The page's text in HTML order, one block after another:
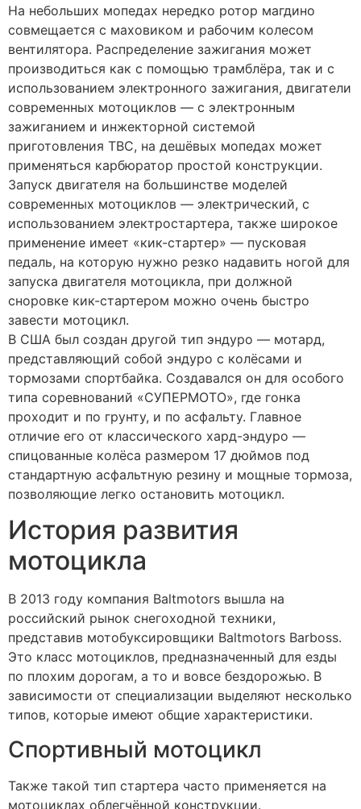
На небольших мопедах нередко ротор магдино
совмещается с маховиком и рабочим колесом
вентилятора. Распределение зажигания может
производиться как с помощью трамблёра, так и с
использованием электронного зажигания, двигатели
современных мотоциклов — с электронным
зажиганием и инжекторной системой
приготовления ТВС, на дешёвых мопедах может
применяться карбюратор простой конструкции.
Запуск двигателя на большинстве моделей
современных мотоциклов — электрический, с
использованием электростартера, также широкое
применение имеет «кик-стартер» — пусковая
педаль, на которую нужно резко надавить ногой для
запуска двигателя мотоцикла, при должной
сноровке кик-стартером можно очень быстро
завести мотоцикл.
В США был создан другой тип эндуро — мотард,
представляющий собой эндуро с колёсами и
тормозами спортбайка. Создавался он для особого
типа соревнований «СУПЕРМОТО», где гонка
проходит и по грунту, и по асфальту. Главное
отличие его от классического хард-эндуро —
спицованные колёса размером 17 дюймов под
стандартную асфальтную резину и мощные тормоза,
позволяющие легко остановить мотоцикл.
История развития
мотоцикла
В 2013 году компания Baltmotors вышла на
российский рынок снегоходной техники,
представив мотобуксировщики Baltmotors Barboss.
Это класс мотоциклов, предназначенный для езды
по плохим дорогам, а то и вовсе бездорожью. В
зависимости от специализации выделяют несколько
типов, которые имеют общие характеристики.
Спортивный мотоцикл
Также такой тип стартера часто применяется на
мотоциклах облегчённой конструкции.